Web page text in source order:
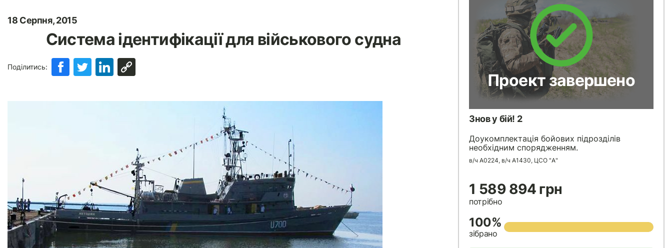
18 Серпня, 2015
Система ідентифікації для військового судна
Поділитись:
Проект завершено
Знов у бій! 2
Доукомплектація бойових підрозділів
необхідним спорядженням.
в/ч А0224, в/ч А1430, ЦСО "А"
1 589 894 грн
потрібно
100%
зібрано